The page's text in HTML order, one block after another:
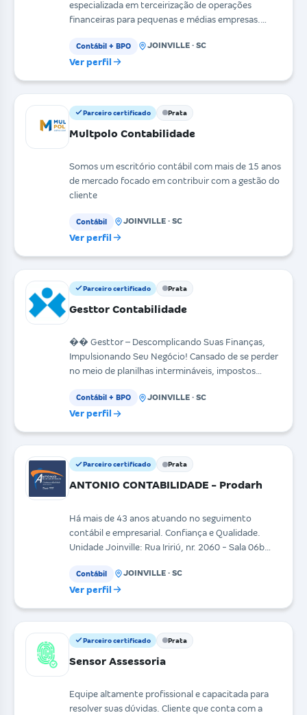
especializada em terceirização de operações
financeiras para pequenas e médias empresas.
Contábil + BPO JOINVILLE · SC
Ver perfil
Parceiro certificado Prata
Multpolo Contabilidade
Somos um escritório contábil com mais de 15 anos
de mercado focado em contribuir com a gestão do
cliente
Contábil JOINVILLE · SC
Ver perfil
Parceiro certificado Prata
Gesttor Contabilidade
�� Gesttor – Descomplicando Suas Finanças,
Impulsionando Seu Negócio! Cansado de se perder
no meio de planilhas intermináveis, impostos
Contábil + BPO JOINVILLE · SC
Ver perfil
Parceiro certificado Prata
ANTONIO CONTABILIDADE - Prodarh
Há mais de 43 anos atuando no seguimento
contábil e empresarial. Confiança e Qualidade.
Unidade Joinville: Rua Iririú, nr. 2060 - Sala 06b
Contábil JOINVILLE · SC
Ver perfil
Parceiro certificado Prata
Sensor Assessoria
Equipe altamente profissional e capacitada para
resolver suas dúvidas. Cliente que conta com a